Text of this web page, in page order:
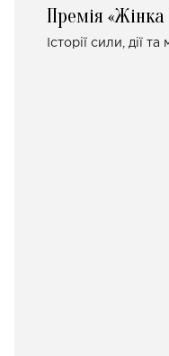
Премія «Жінка
Історії сили, дії